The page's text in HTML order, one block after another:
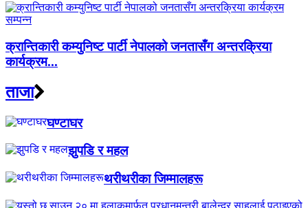
क्रान्तिकारी कम्युनिष्ट पार्टी नेपालको जनतासँग अन्तरक्रिया
कार्यक्रम...
ताजा
घण्टाघर
झुपडि र महल
थरीथरीका जिम्मालहरू